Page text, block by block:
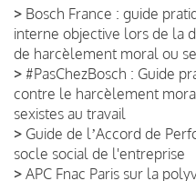
> Bosch France : guide
interne objective lors de la
de harcèlement moral ou
> #PasChezBosch : Guide
contre le harcèlement
sexistes au travail
> Guide de lʼAccord de
socle social de l'entreprise
> APC Fnac Paris sur la